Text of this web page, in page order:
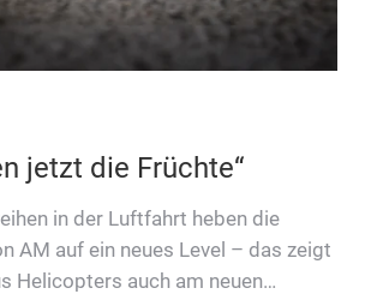
jetzt die Früchte“
in der Luftfahrt heben die
AM auf ein neues Level – das zeigt
Helicopters auch am neuen